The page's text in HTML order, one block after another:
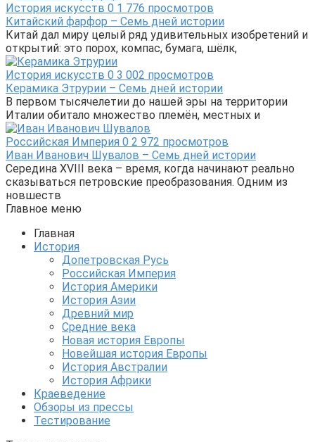
История искусств 0 1 776 просмотров
Китайский фарфор – Семь дней истории
Китай дал миру целый ряд удивительных изобретений и
открытий: это порох, компас, бумага, шёлк,
История искусств 0 3 002 просмотров
Керамика Этрурии – Семь дней истории
В первом тысячелетии до нашей эры на территории
Италии обитало множество племён, местных и
Российская Империя 0 2 972 просмотров
Иван Иванович Шувалов – Семь дней истории
Середина XVIII века – время, когда начинают реально
сказываться петровские преобразования. Одним из
новшеств
Главное меню
Главная
История
Допетровская Русь
Российская Империя
История Америки
История Азии
Древний мир
Средние века
Новая история Европы
Новейшая история Европы
История Австралии
История Африки
Краеведение
Обзоры из прессы
Тестирование